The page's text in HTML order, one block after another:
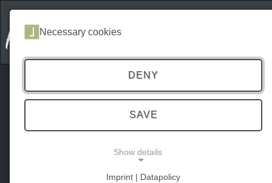
Necessary cookies
DENY
SAVE
Show details
Imprint | Datapolicy